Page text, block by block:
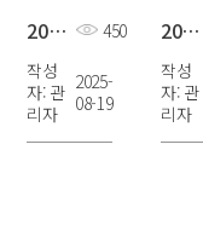
2025 한복문화주간 포스터
450
작성
자: 관
리자
2025-
08-19
2024 한복문화주간 포스터
작성
자: 관
리자